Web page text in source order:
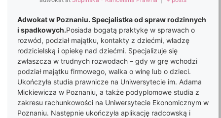
Adwokat w Poznaniu. Specjalistka od spraw rodzinnych
i spadkowych.Posiada bogatą praktykę w sprawach o
rozwód, podział majątku, kontakty z dziećmi, władzę
rodzicielską i opiekę nad dziećmi. Specjalizuje się
zwłaszcza w trudnych rozwodach – gdy w grę wchodzi
podział majątku firmowego, walka o winę lub o dzieci.
Ukończyła studia prawnicze na Uniwersytecie im. Adama
Mickiewicza w Poznaniu, a także podyplomowe studia z
zakresu rachunkowości na Uniwersytecie Ekonomicznym w
Poznaniu. Następnie ukończyła aplikację radcowską i